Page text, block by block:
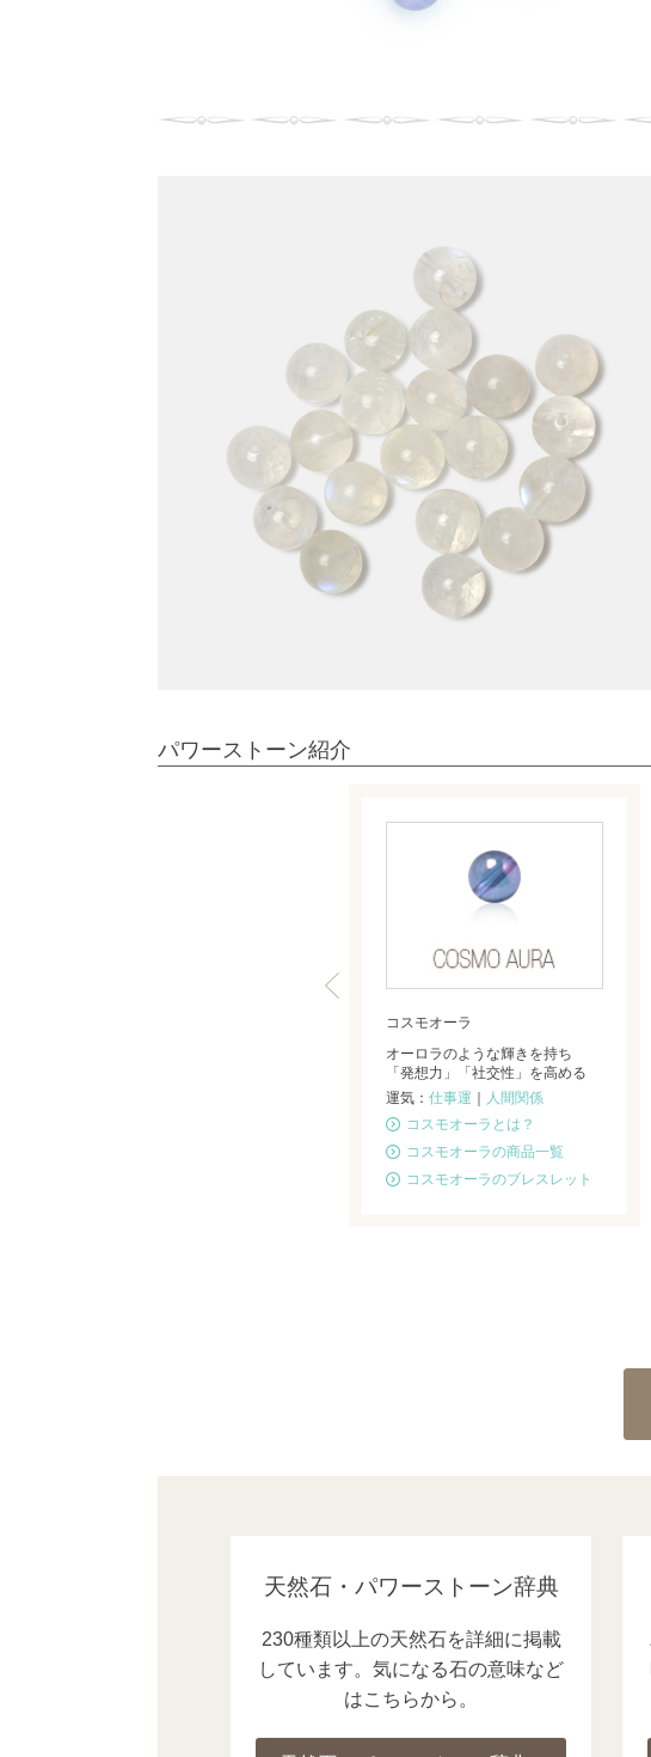
パワーストーン紹介
コスモオーラ
オーロラのような輝きを持ち
「発想力」「社交性」を高める
運気： 仕事運
人間関係
コスモオーラとは？
コスモオーラの商品一覧
コスモオーラのブレスレット
天然石・パワーストーン辞典
230種類以上の天然石を詳細に掲載
しています。気になる石の意味など
はこちらから。